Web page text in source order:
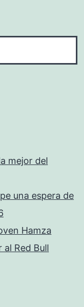
mejor del
una espera de
Hamza
Red Bull